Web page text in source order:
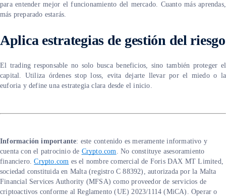
para entender mejor el funcionamiento del mercado. Cuanto más aprendas,
más preparado estarás.
Aplica estrategias de gestión del riesgo
El trading responsable no solo busca beneficios, sino también proteger el
capital. Utiliza órdenes stop loss, evita dejarte llevar por el miedo o la
euforia y define una estrategia clara desde el inicio.
Información importante: este contenido es meramente informativo y
cuenta con el patrocinio de Crypto.com. No constituye asesoramiento
financiero.Crypto.com es el nombre comercial de Foris DAX MT Limited,
sociedad constituida en Malta (registro C 88392), autorizada por la Malta
Financial Services Authority (MFSA) como proveedor de servicios de
criptoactivos conforme al Reglamento (UE) 2023/1114 (MiCA). Operar o